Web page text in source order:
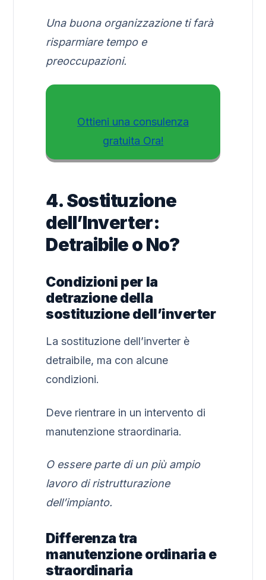
Una buona organizzazione ti farà
risparmiare tempo e
preoccupazioni.
Ottieni una consulenza
gratuita Ora!
4. Sostituzione
dell’Inverter:
Detraibile o No?
Condizioni per la
detrazione della
sostituzione dell’inverter
La sostituzione dell’inverter è
detraibile, ma con alcune
condizioni.
Deve rientrare in un intervento di
manutenzione straordinaria.
O essere parte di un più ampio
lavoro di ristrutturazione
dell’impianto.
Differenza tra
manutenzione ordinaria e
straordinaria